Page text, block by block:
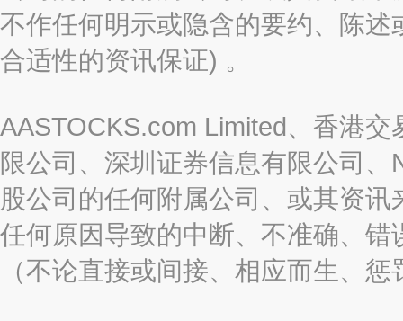
不作任何明示或隐含的要约、陈
合适性的资讯保证) 。
AASTOCKS.com Limited、香港
限公司、深圳证券信息有限公司
股公司的任何附属公司、或其资
任何原因导致的中断、不准确、
（不论直接或间接、相应而生、